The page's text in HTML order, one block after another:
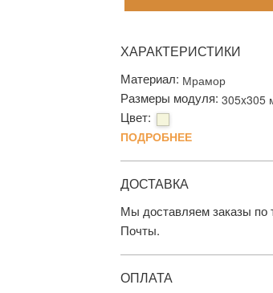
ХАРАКТЕРИСТИКИ
Материал: Мрамор
Размеры модуля: 305x305
Цвет:
ПОДРОБНЕЕ
ДОСТАВКА
Мы доставляем заказы по
Почты.
ОПЛАТА